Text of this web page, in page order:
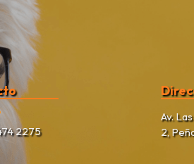
2275
Av.
2,